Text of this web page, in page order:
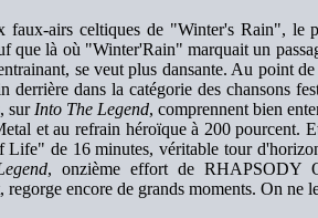
faux-airs celtiques de "Winter's Rain", le
que là où "Winter'Rain" marquait un
se veut plus dansante. Au point
derrière dans la catégorie des chansons
sur Into The Legend, comprennent bien
et au refrain héroïque à 200 pourcent.
de 16 minutes, véritable tour
, onzième effort de RHAPSODY
regorge encore de grands moments. On ne